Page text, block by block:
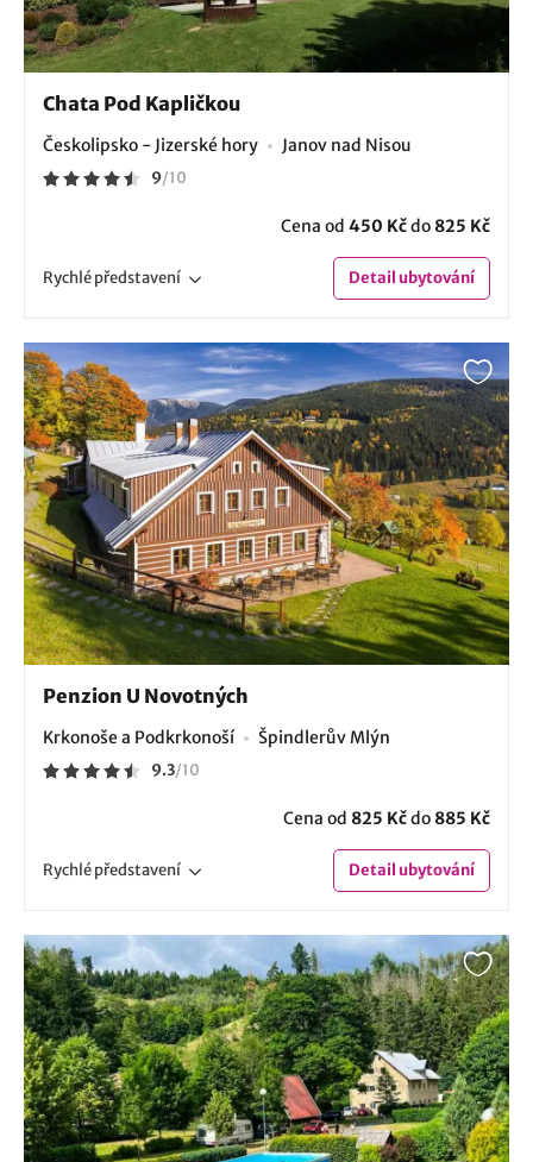
Chata Pod Kapličkou
Českolipsko - Jizerské hory Janov nad Nisou
9/10
Cena od 450 Kčdo 825 Kč
Rychlépředstavení Detailubytování
Penzion U Novotných
Krkonoše a Podkrkonoší Špindlerův Mlýn
9.3/10
Cena od 825 Kčdo 885 Kč
Rychlépředstavení Detailubytování